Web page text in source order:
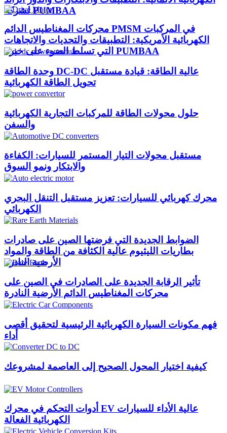
لشركة PUMBAA
محركات المغناطيس الدائم PMSM في المركبات
الكهربائية الأمريكية: التطبيقات والتحديات والاتجاهات
التي تسلط الضوء على خبرة PUMBAA​
وحدة الطاقة DC-DC عالية الطاقة: قيادة مستقبل
تحويل الطاقة الكهربائية
حلول محولات الطاقة للمركبات التجارية الكهربائية
والسفن
مستقبل محولات التيار المستمر للسيارات: الكفاءة
والابتكار ونمو السوق
محرك كهربائي للسيارات: تعزيز مستقبل التنقل البحري
الكهربائي
الضوابط الجديدة التي فرضتها الصين على صادرات
بطاريات الليثيوم عالية الكثافة من الطاقة والمواد
الأرضية النادرة
تأثير الرقابة الجديدة على الصادرات في الصين على
محركات المغناطيس الدائم الأرضية النادرة
فهم مكونات السيارة الكهربائية الرئيسية لتحقيق أقصى
أداء
كيفية اختيار المحول الصحيح إلى العاصمة لمشروعك
أدوات التحكم في محرك EV عالية الأداء للسيارات
الكهربائية الفعالة